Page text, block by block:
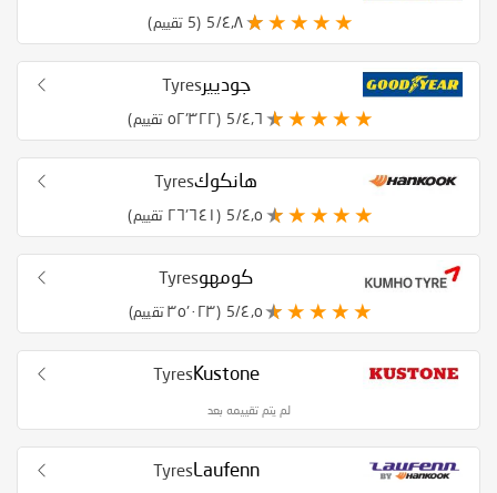
٤٫٨/5 (5 تقييم)
جودييرTyres
٤٫٦/5 (٥٢٬٣٢٢ تقييم)
هانكوكTyres
٤٫٥/5 (٢٦٬٦٤١ تقييم)
كومهوTyres
٤٫٥/5 (٣٥٬٠٢٣ تقييم)
Kustone
Tyres
لم يتم تقييمه بعد
Laufenn
Tyres